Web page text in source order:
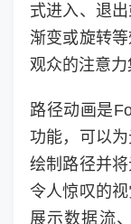
式进入、退
渐变或旋转
观众的注意力
路径动画是
功能，可以
绘制路径并
令人惊叹的
展示数据流